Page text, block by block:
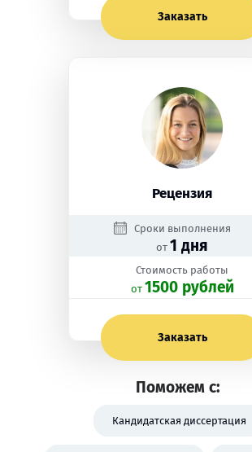
Заказать
Рецензия
Сроки выполнения
от 1 дня
Стоимость работы
oт 1500 рублей
Заказать
Поможем с:
Кандидатская диссертация